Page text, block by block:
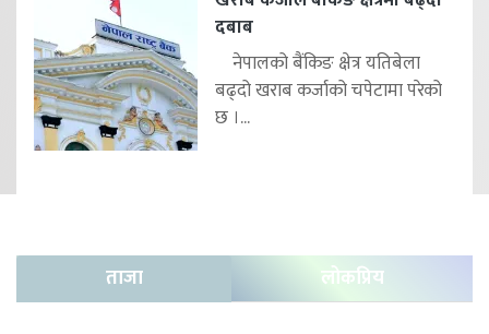
दबाब
नेपालको बैंकिङ क्षेत्र यतिबेला
बढ्दो खराब कर्जाको चपेटामा परेको
छ ।...
ताजा लोकप्रिय